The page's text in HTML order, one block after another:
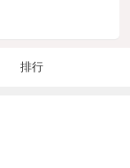
排行